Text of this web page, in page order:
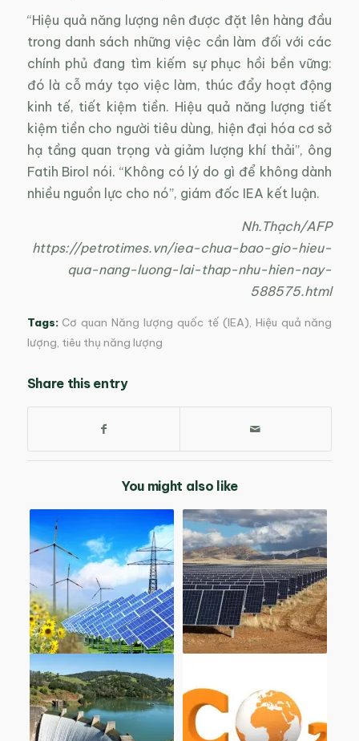
“Hiệu quả năng lượng nên được đặt lên hàng đầu
trong danh sách những việc cần làm đối với các
chính phủ đang tìm kiếm sự phục hồi bền vững:
đó là cỗ máy tạo việc làm, thúc đẩy hoạt động
kinh tế, tiết kiệm tiền. Hiệu quả năng lượng tiết
kiệm tiền cho người tiêu dùng, hiện đại hóa cơ sở
hạ tầng quan trọng và giảm lượng khí thải”, ông
Fatih Birol nói. “Không có lý do gì để không dành
nhiều nguồn lực cho nó”, giám đốc IEA kết luận.
Nh.Thạch/AFP
https://petrotimes.vn/iea-chua-bao-gio-hieu-
qua-nang-luong-lai-thap-nhu-hien-nay-
588575.html
Tags: Cơ quan Năng lượng quốc tế (IEA), Hiệu quả năng
lượng, tiêu thụ năng lượng
Share this entry
You might also like